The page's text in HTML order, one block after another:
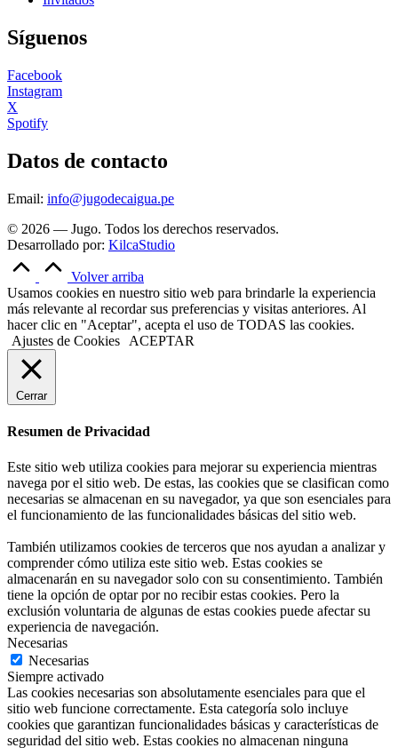
Síguenos
Facebook
Instagram
X
Spotify
Datos de contacto
Email: info@jugodecaigua.pe
© 2026 — Jugo. Todos los derechos reservados.
Desarrollado por: KilcaStudio
Volver arriba
Usamos cookies en nuestro sitio web para brindarle la experiencia
más relevante al recordar sus preferencias y visitas anteriores. Al
hacer clic en "Aceptar", acepta el uso de TODAS las cookies.
Ajustes de Cookies
ACEPTAR
Cerrar
Resumen de Privacidad
Este sitio web utiliza cookies para mejorar su experiencia mientras
navega por el sitio web. De estas, las cookies que se clasifican como
necesarias se almacenan en su navegador, ya que son esenciales para
el funcionamiento de las funcionalidades básicas del sitio web.
También utilizamos cookies de terceros que nos ayudan a analizar y
comprender cómo utiliza este sitio web. Estas cookies se
almacenarán en su navegador solo con su consentimiento. También
tiene la opción de optar por no recibir estas cookies. Pero la
exclusión voluntaria de algunas de estas cookies puede afectar su
experiencia de navegación.
Necesarias
Necesarias
Siempre activado
Las cookies necesarias son absolutamente esenciales para que el
sitio web funcione correctamente. Esta categoría solo incluye
cookies que garantizan funcionalidades básicas y características de
seguridad del sitio web. Estas cookies no almacenan ninguna